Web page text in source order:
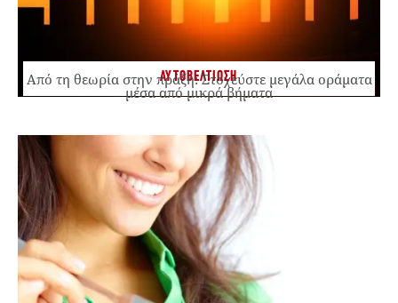
ΑΥΤΟΒΕΛΤΙΩΣΗ
Από τη θεωρία στην πράξη: Στοχεύστε μεγάλα οράματα
μέσα από μικρά βήματα